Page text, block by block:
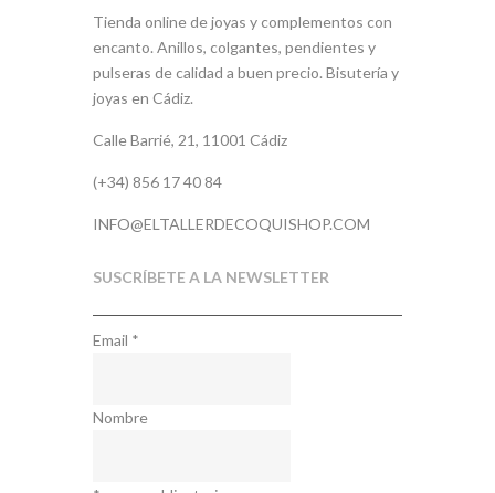
Tienda online de joyas y complementos con
encanto. Anillos, colgantes, pendientes y
pulseras de calidad a buen precio. Bisutería y
joyas en Cádiz.
Calle Barrié, 21, 11001 Cádiz
(+34) 856 17 40 84
INFO@ELTALLERDECOQUISHOP.COM
SUSCRÍBETE A LA NEWSLETTER
Email *
Nombre